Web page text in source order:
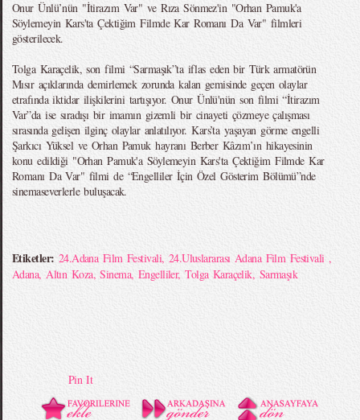
Onur Ünlü’nün "İtirazım Var" ve Rıza Sönmez'in "Orhan Pamuk'a
Söylemeyin Kars'ta Çektiğim Filmde Kar Romanı Da Var" filmleri
gösterilecek.
Tolga Karaçelik, son filmi “Sarmaşık”ta iflas eden bir Türk armatörün
Mısır açıklarında demirlemek zorunda kalan gemisinde geçen olaylar
etrafında iktidar ilişkilerini tartışıyor. Onur Ünlü'nün son filmi “İtirazım
Var”da ise sıradışı bir imamın gizemli bir cinayeti çözmeye çalışması
sırasında gelişen ilginç olaylar anlatılıyor. Kars’ta yaşayan görme engelli
Şarkıcı Yüksel ve Orhan Pamuk hayranı Berber Kâzım’ın hikayesinin
konu edildiği "Orhan Pamuk'a Söylemeyin Kars'ta Çektiğim Filmde Kar
Romanı Da Var" filmi de “Engelliler İçin Özel Gösterim Bölümü”nde
sinemaseverlerle buluşacak.
Etiketler: 24.Adana Film Festivali, 24.Uluslararası Adana Film Festivali,
Adana,Altın Koza,Sinema, Engelliler,Tolga Karaçelik, Sarmaşık
Pin It